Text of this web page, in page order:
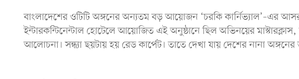
বাংলাদেশের ওটিটি অঙ্গনের অন্যতম বড় আয়োজন ‘চরকি কার্নিভ্যাল’–এর
ইন্টারকন্টিনেন্টাল হোটেলে আয়োজিত এই অনুষ্ঠানে ছিল অভিনয়ের
আলোচনা। সন্ধ্যা ছয়টায় হয় রেড কার্পেট। তাতে দেখা যায় দেশের নানা